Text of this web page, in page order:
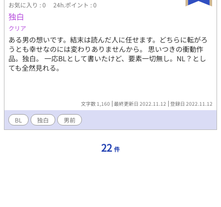
お気に入り : 0 24h.ポイント : 0
独白
クリア
ある男の想いです。結末は読んだ人に任せます。どちらに転がろ
うとも幸せなのには変わりありませんから。 思いつきの衝動作
品。独白。 一応BLとして書いたけど、要素一切無し。NL？とし
ても全然見れる。
文字数 1,160 最終更新日 2022.11.12 登録日 2022.11.12
BL 独白 男前
22 件